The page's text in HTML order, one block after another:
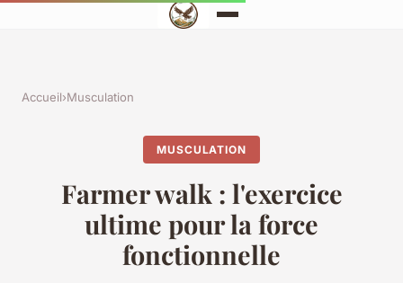
Accueil›Musculation
MUSCULATION
Farmer walk : l'exercice
ultime pour la force
fonctionnelle